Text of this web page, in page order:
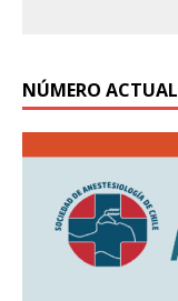
NÚMERO ACTUAL